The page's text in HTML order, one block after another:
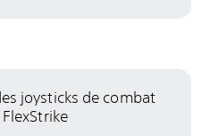
joysticks de combat